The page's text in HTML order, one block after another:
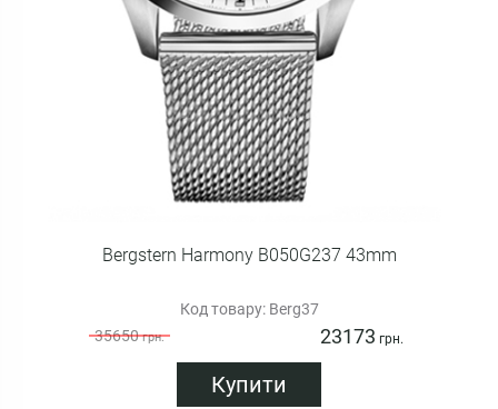
Bergstern Harmony B050G237 43mm
Код товару: Berg37
35650грн. 23173 грн.
Купити